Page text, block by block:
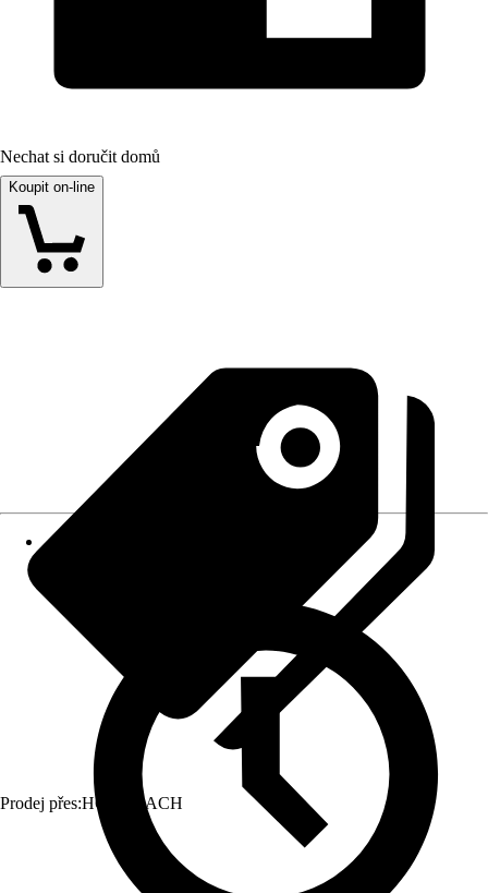
Nechat si doručit domů
Koupit on-line
Prodej přes:HORNBACH